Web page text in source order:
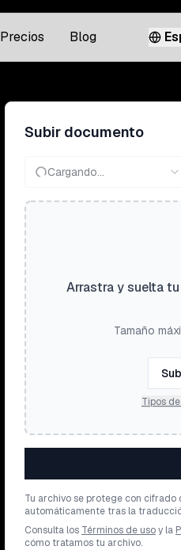
Precios Blog
Subir documento
Cargando...
Arrastra y suelta
Tamaño
Tipos
Tu archivo se protege con cifrado
automáticamente tras la
Consulta los Términos de usoy la
cómo tratamos tu archivo.